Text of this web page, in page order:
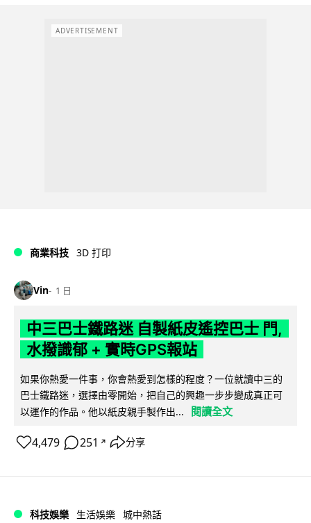
ADVERTISEMENT
商業科技 3D 打印
Vin 1 日
中三巴士鐵路迷 自製紙皮遙控巴士 門,
水撥識郁 + 實時GPS報站
如果你熱愛一件事，你會熱愛到怎樣的程度？一位就讀中三的
巴士鐵路迷，選擇由零開始，把自己的興趣一步步變成真正可
以運作的作品。他以紙皮親手製作出...
閱讀全文
4,479 251 ↗ 分享
科技娛樂 生活娛樂 城中熱話